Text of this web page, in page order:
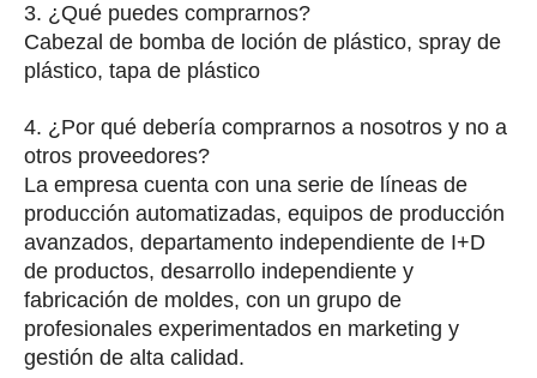
3. ¿Qué puedes comprarnos?
Cabezal de bomba de loción de plástico, spray de
plástico, tapa de plástico
4. ¿Por qué debería comprarnos a nosotros y no a
otros proveedores?
La empresa cuenta con una serie de líneas de
producción automatizadas, equipos de producción
avanzados, departamento independiente de I+D
de productos, desarrollo independiente y
fabricación de moldes, con un grupo de
profesionales experimentados en marketing y
gestión de alta calidad.